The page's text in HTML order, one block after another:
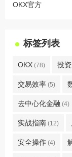
OKX官方
标签列表
OKX (78) 投
交易效率 (5)
去中心化金融 (4)
实战指南 (12)
安全操作 (4)